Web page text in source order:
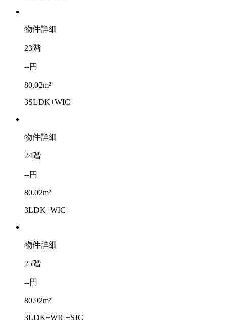
物件詳細
23階
--円
80.02m²
3SLDK+WIC
物件詳細
24階
--円
80.02m²
3LDK+WIC
物件詳細
25階
--円
80.92m²
3LDK+WIC+SIC